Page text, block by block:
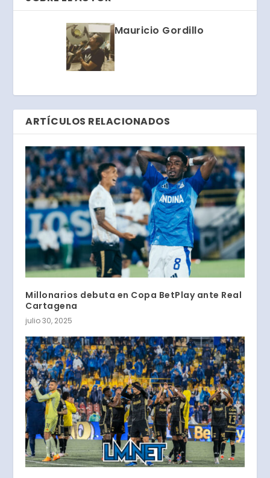
Mauricio Gordillo
ARTÍCULOS RELACIONADOS
Millonarios debuta en Copa BetPlay ante Real
Cartagena
julio 30, 2025